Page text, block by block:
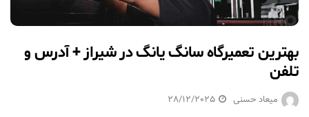
بهترین تعمیرگاه سانگ یانگ در شیراز + آدرس و
تلفن
میعاد حسنی 28/12/2025